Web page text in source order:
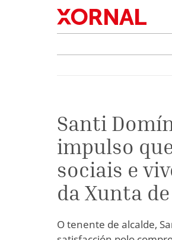
Santi
impulso
sociais e
da Xunta
O tenente de alcalde,